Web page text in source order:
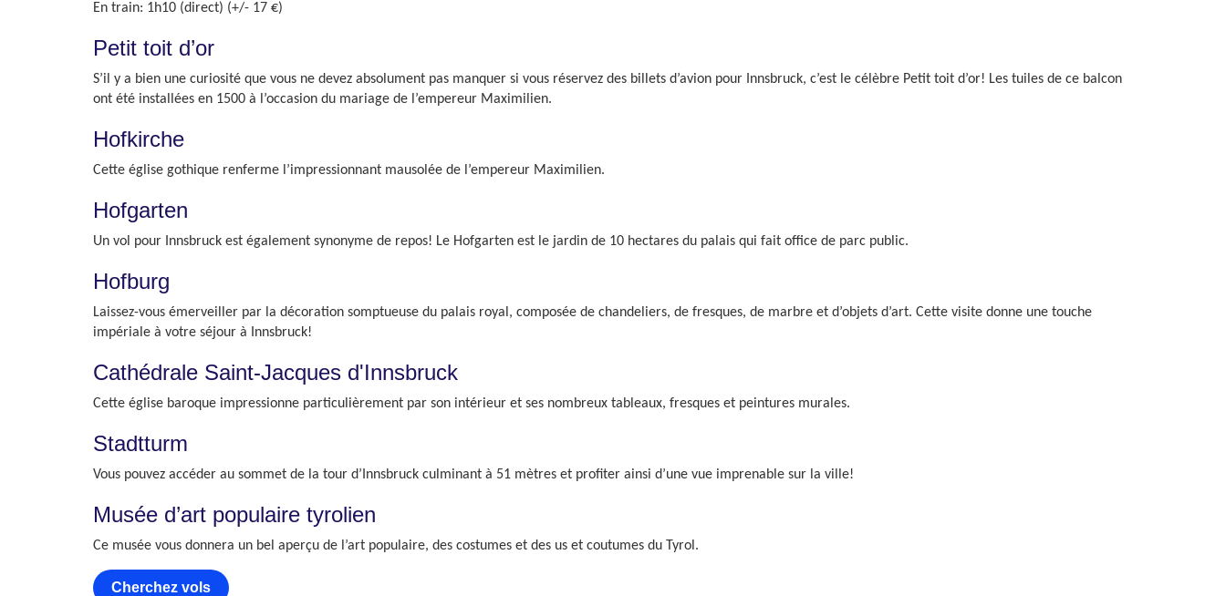
En train: 1h10 (direct) (+/- 17 €)
Petit toit d’or
S’il y a bien une curiosité que vous ne devez absolument pas manquer si vous réservez des billets d’avion pour Innsbruck, c’est le célèbre Petit toit d’or! Les tuiles de ce balcon
ont été installées en 1500 à l’occasion du mariage de l’empereur Maximilien.
Hofkirche
Cette église gothique renferme l’impressionnant mausolée de l’empereur Maximilien.
Hofgarten
Un vol pour Innsbruck est également synonyme de repos! Le Hofgarten est le jardin de 10 hectares du palais qui fait office de parc public.
Hofburg
Laissez-vous émerveiller par la décoration somptueuse du palais royal, composée de chandeliers, de fresques, de marbre et d’objets d’art. Cette visite donne une touche
impériale à votre séjour à Innsbruck!
Cathédrale Saint-Jacques d'Innsbruck
Cette église baroque impressionne particulièrement par son intérieur et ses nombreux tableaux, fresques et peintures murales.
Stadtturm
Vous pouvez accéder au sommet de la tour d’Innsbruck culminant à 51 mètres et profiter ainsi d’une vue imprenable sur la ville!
Musée d’art populaire tyrolien
Ce musée vous donnera un bel aperçu de l’art populaire, des costumes et des us et coutumes du Tyrol.
Cherchez vols